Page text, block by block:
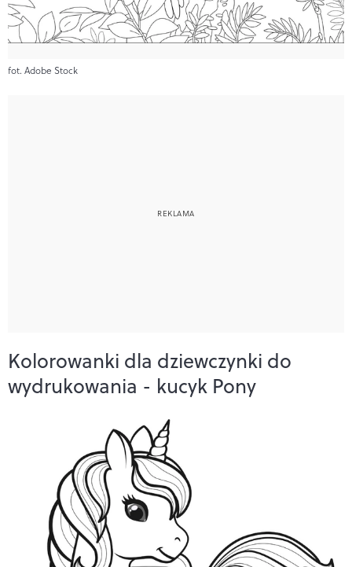
fot. Adobe Stock
Kolorowanki dla dziewczynki do
wydrukowania - kucyk Pony